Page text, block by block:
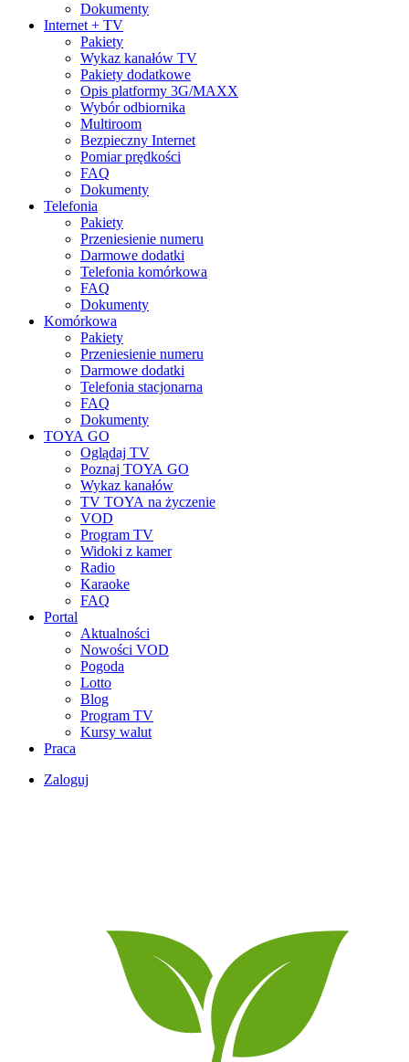
Dokumenty
Internet + TV
Pakiety
Wykaz kanałów TV
Pakiety dodatkowe
Opis platformy 3G/MAXX
Wybór odbiornika
Multiroom
Bezpieczny Internet
Pomiar prędkości
FAQ
Dokumenty
Telefonia
Pakiety
Przeniesienie numeru
Darmowe dodatki
Telefonia komórkowa
FAQ
Dokumenty
Komórkowa
Pakiety
Przeniesienie numeru
Darmowe dodatki
Telefonia stacjonarna
FAQ
Dokumenty
TOYA GO
Oglądaj TV
Poznaj TOYA GO
Wykaz kanałów
TV TOYA na życzenie
VOD
Program TV
Widoki z kamer
Radio
Karaoke
FAQ
Portal
Aktualności
Nowości VOD
Pogoda
Lotto
Blog
Program TV
Kursy walut
Praca
Zaloguj